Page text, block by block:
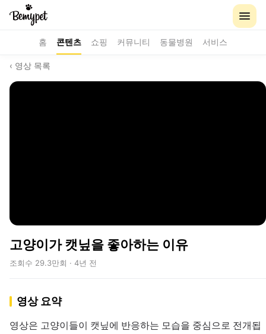
홈 콘텐츠 쇼핑 커뮤니티 동물병원 서비스
‹ 영상 목록
고양이가 캣닢을 좋아하는 이유
조회수 29.3만회 · 4년 전
영상 요약
영상은 고양이들이 캣닢에 반응하는 모습을 중심으로 전개됩